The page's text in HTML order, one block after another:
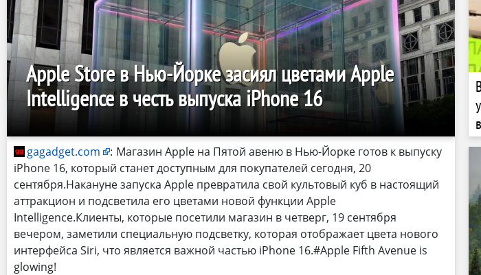
Apple Store в Нью-Йорке засиял цветами Apple
Intelligence в честь выпуска iPhone 16
gagadget.com : Магазин Apple на Пятой авеню в Нью-Йорке готов к выпуску
iPhone 16, который станет доступным для покупателей сегодня, 20
сентября.Накануне запуска Apple превратила свой культовый куб в настоящий
аттракцион и подсветила его цветами новой функции Apple
Intelligence.Клиенты, которые посетили магазин в четверг, 19 сентября
вечером, заметили специальную подсветку, которая отображает цвета нового
интерфейса Siri, что является важной частью iPhone 16.#Apple Fifth Avenue is
glowing!